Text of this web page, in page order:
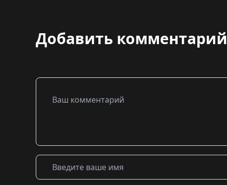
Добавить комментарий